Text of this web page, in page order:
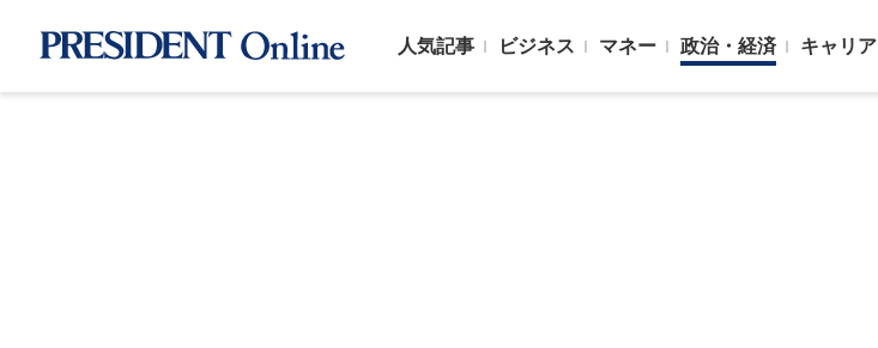
人気記事 ビジネス マネー 政治・経済 キャリア